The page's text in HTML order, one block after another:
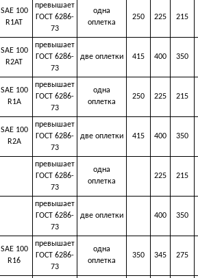
SAE 100
R1AT
превышает
ГОСТ 6286-
73
одна
оплетка
250 225 215
SAE 100
R2AT
превышает
ГОСТ 6286-
73
две оплетки 415 400 350
SAE 100
R1A
превышает
ГОСТ 6286-
73
одна
оплетка
250 225 215
SAE 100
R2A
превышает
ГОСТ 6286-
73
две оплетки 415 400 350
превышает
ГОСТ 6286-
73
одна
оплетка
225 215
превышает
ГОСТ 6286-
73
две оплетки 400 350
SAE 100
R16
превышает
ГОСТ 6286-
73
одна
оплетка
350 345 275